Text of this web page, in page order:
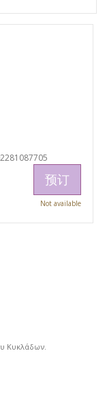
预订
Not available
Κυκλάδων.